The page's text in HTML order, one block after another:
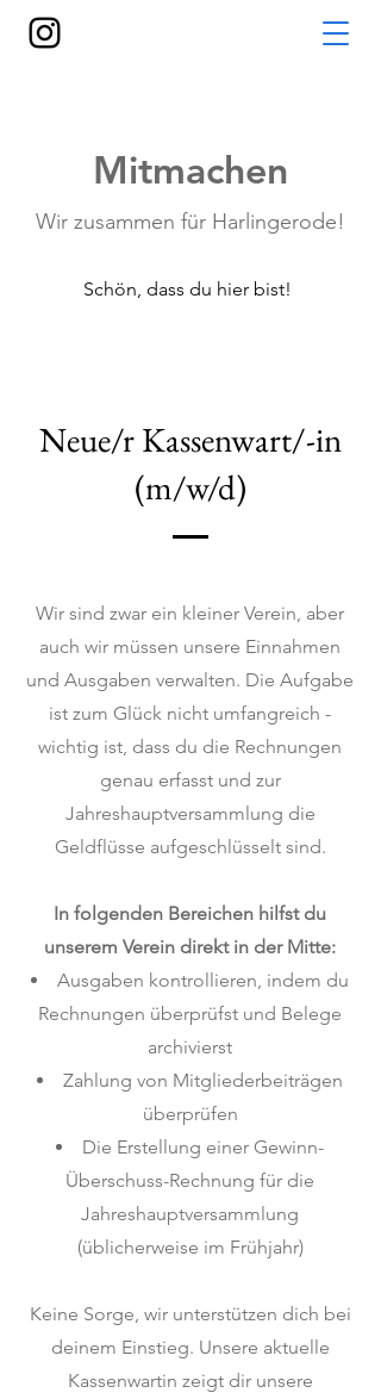
Mitmachen
Wir zusammen für Harlingerode!
Schön, dass du hier bist!
Neue/r Kassenwart/-in
(m/w/d)
Wir sind zwar ein kleiner Verein, aber
auch wir müssen unsere Einnahmen
und Ausgaben verwalten. Die Aufgabe
ist zum Glück nicht umfangreich -
wichtig ist, dass du die Rechnungen
genau erfasst und zur
Jahreshauptversammlung die
Geldflüsse aufgeschlüsselt sind.
In folgenden Bereichen hilfst du
unserem Verein direkt in der Mitte:
Ausgaben kontrollieren, indem du
Rechnungen überprüfst und Belege
archivierst
Zahlung von Mitgliederbeiträgen
überprüfen
Die Erstellung einer Gewinn-
Überschuss-Rechnung für die
Jahreshauptversammlung
(üblicherweise im Frühjahr)
Keine Sorge, wir unterstützen dich bei
deinem Einstieg. Unsere aktuelle
Kassenwartin zeigt dir unsere